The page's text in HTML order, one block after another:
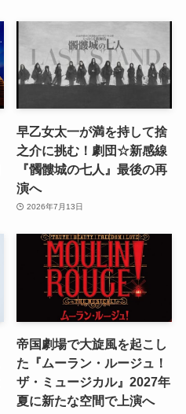
早乙女太一が満を持して捨
之介に挑む！劇団☆新感線
『髑髏城の七人』最後の再
演へ
2026年7月13日
帝国劇場で大旋風を起こし
た『ムーラン・ルージュ！
ザ・ミュージカル』2027年
夏に新たな空間で上演へ